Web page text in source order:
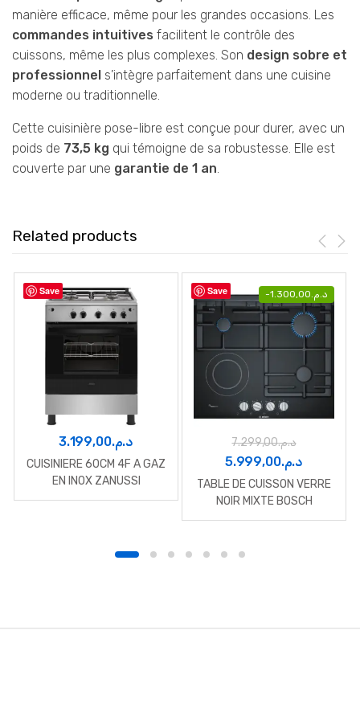
manière efficace, même pour les grandes occasions. Les
commandes intuitives facilitent le contrôle des
cuissons, même les plus complexes. Son design sobre et
professionnel s’intègre parfaitement dans une cuisine
moderne ou traditionnelle.
Cette cuisinière pose-libre est conçue pour durer, avec un
poids de 73,5 kg qui témoigne de sa robustesse. Elle est
couverte par une garantie de 1 an
Related products
Save
د.م.3.199,00
CUISINIERE 60CM 4F A GAZ
EN INOX ZANUSSI
Save - د.م.1.300,00
د.م.7.299,00
Le
prix
initial
était :
د.م.5.999,00
prix
actuel
est :
TABLE DE CUISSON VERRE
NOIR MIXTE BOSCH